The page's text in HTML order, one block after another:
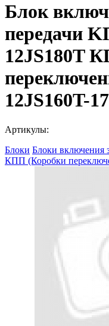
Блок
передачи
12JS180T
12JS160T-
Артикулы:
Блоки Блоки включения
КПП (Коробки